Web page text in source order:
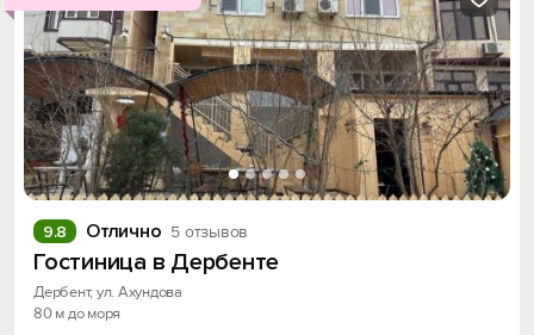
Отлично 5 отзывов
9.8
Гостиница в Дербенте
Дербент, ул. Ахундова
80 м до моря